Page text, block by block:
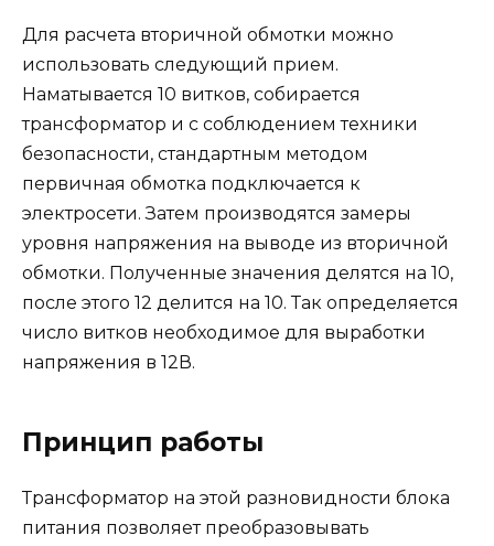
Для расчета вторичной обмотки можно
использовать следующий прием.
Наматывается 10 витков, собирается
трансформатор и с соблюдением техники
безопасности, стандартным методом
первичная обмотка подключается к
электросети. Затем производятся замеры
уровня напряжения на выводе из вторичной
обмотки. Полученные значения делятся на 10,
после этого 12 делится на 10. Так определяется
число витков необходимое для выработки
напряжения в 12В.
Принцип работы
Трансформатор на этой разновидности блока
питания позволяет преобразовывать